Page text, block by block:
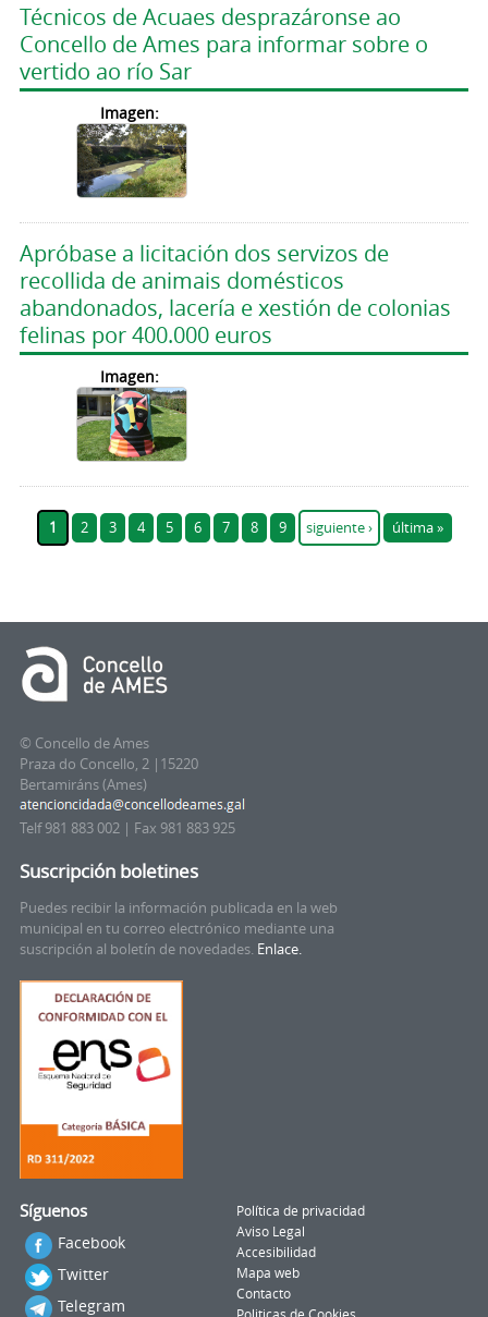
Técnicos de Acuaes desprazáronse ao
Concello de Ames para informar sobre o
vertido ao río Sar
Imagen:
Apróbase a licitación dos servizos de
recollida de animais domésticos
abandonados, lacería e xestión de colonias
felinas por 400.000 euros
Imagen:
Páginas
1 2 3 4 5 6 7 8 9 siguiente › última »
© Concello de Ames
Praza do Concello, 2 |15220
Bertamiráns (Ames)
Telf 981 883 002 | Fax 981 883 925
Suscripción boletines
Puedes recibir la información publicada en la web
municipal en tu correo electrónico mediante una
suscripción al boletín de novedades. Enlace.
Síguenos
Facebook
Twitter
Telegram
Política de privacidad
Aviso Legal
Accesibilidad
Mapa web
Contacto